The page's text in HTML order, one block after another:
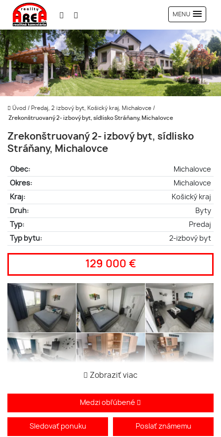
MENU
Úvod / Predaj, 2 izbový byt, Košický kraj, Michalovce /
Zrekonštruovaný 2- izbový byt, sídlisko Stráňany, Michalovce
Zrekonštruovaný 2- izbový byt, sídlisko
Stráňany, Michalovce
Obec:
Michalovce
Okres:
Michalovce
Kraj:
Košický kraj
Druh:
Byty
Typ:
Predaj
Typ bytu:
2-izbový byt
129 000 €
Zobraziť viac
Medzi obľúbené
Sledovať ponuku Poslať známemu